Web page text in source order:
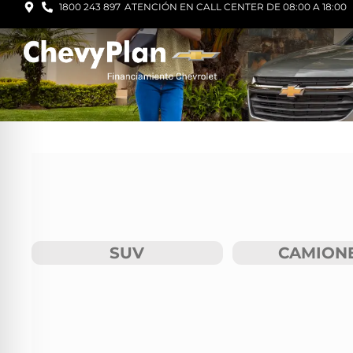
1800 243 897 ATENCIÓN EN CALL CENTER DE 08:00 A 18:00
SUV